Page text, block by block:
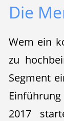
Die
Wem ein
zu
Segment
2017